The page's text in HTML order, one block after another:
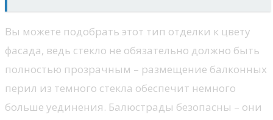
Вы можете подобрать этот тип отделки к цвету
фасада, ведь стекло не обязательно должно быть
полностью прозрачным – размещение балконных
перил из темного стекла обеспечит немного
больше уединения. Балюстрады безопасны – они